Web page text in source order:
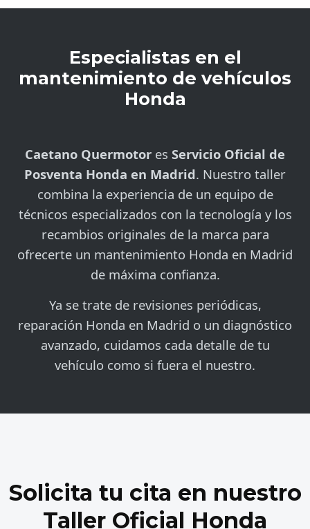
Especialistas en el
mantenimiento de vehículos
Honda
Caetano Quermotor es Servicio Oficial de
Posventa Honda en Madrid. Nuestro taller
combina la experiencia de un equipo de
técnicos especializados con la tecnología y los
recambios originales de la marca para
ofrecerte un mantenimiento Honda en Madrid
de máxima confianza.
Ya se trate de revisiones periódicas,
reparación Honda en Madrid o un diagnóstico
avanzado, cuidamos cada detalle de tu
vehículo como si fuera el nuestro.
Solicita tu cita en nuestro
Taller Oficial Honda